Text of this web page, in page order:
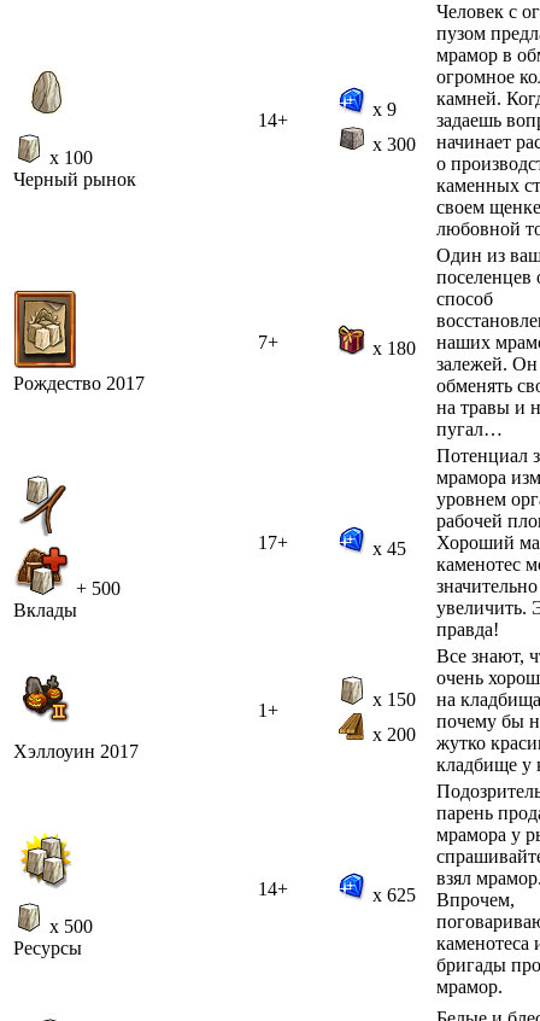
x 100
Черный рынок
14+
x 9
x 300
Человек с
пузом
мрамор в
огромное
камней.
задаешь
начинает
о
каменных
своем
любовной
Рождество 2017
7+ x 180
Один из
поселенцев
способ
наших
залежей. Он
обменять
на травы и
пугал…
+ 500
Вклады
17+ x 45
Потенциал
мрамора
уровнем
рабочей
Хороший
каменотес
увеличить.
правда!
Хэллоуин 2017
1+
x 150
x 200
Все знают,
очень
на
почему бы
жутко
кладбище у
x 500
Ресурсы
14+ x 625
парень
мрамора у
взял
Впрочем,
каменотеса
бригады
мрамор.